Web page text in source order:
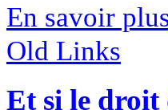
En savoir
Old Links
Et si le droit